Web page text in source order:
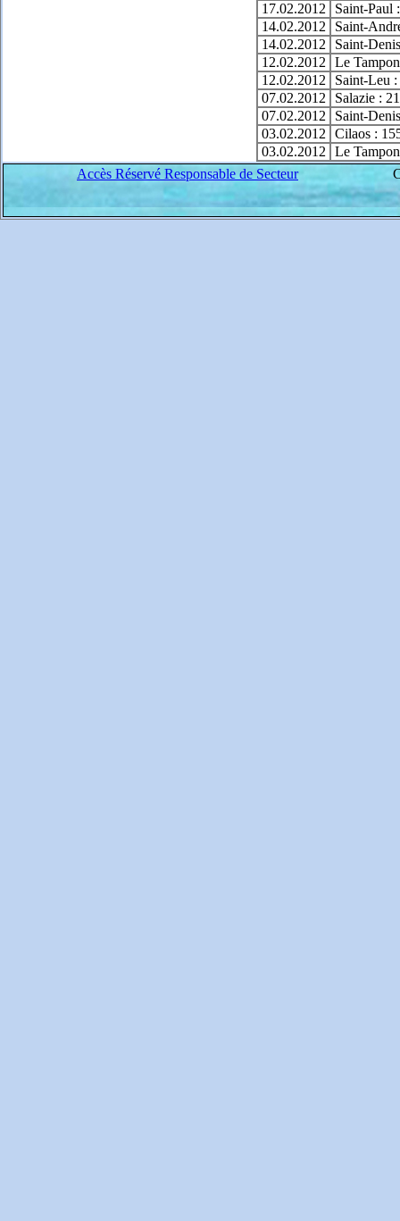
17.02.2012
Saint-Paul
14.02.2012
Saint-
14.02.2012
Saint-
12.02.2012
Le
12.02.2012
Saint-Leu
07.02.2012
Salazie :
07.02.2012
Saint-
03.02.2012
Cilaos :
03.02.2012
Le
Accès Réservé Responsable de Secteur